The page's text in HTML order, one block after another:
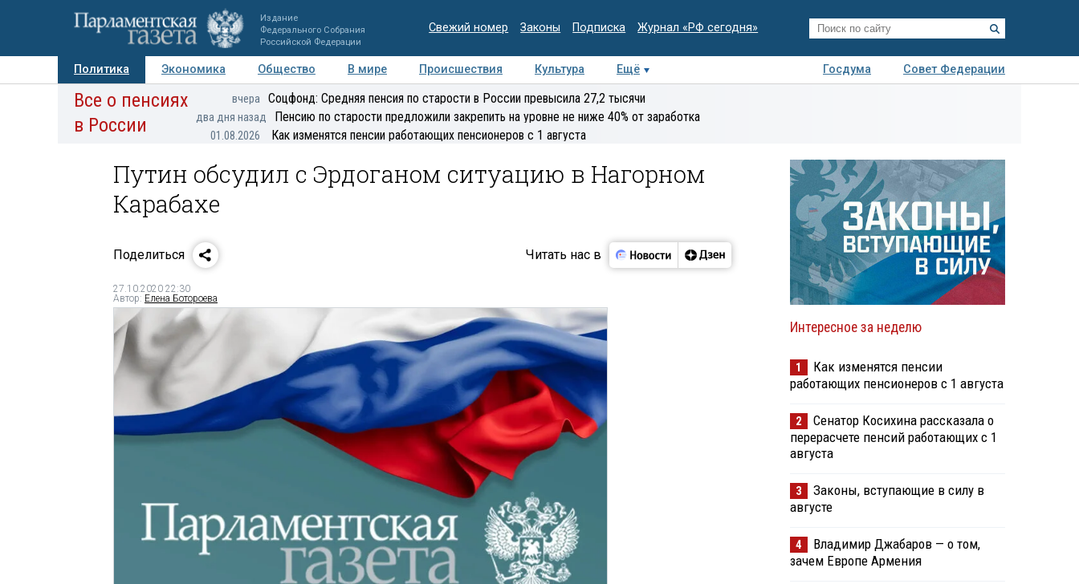
Издание
Федерального Собрания
Российской Федерации
Свежий номер Законы Подписка Журнал «РФ сегодня»
Политика Экономика Общество В мире Происшествия Культура Ещё Госдума
Совет Федерации
Авторы Персоны Мнения Регионы Медиацентр Интервью Колумнисты
экспертиза
Все о пенсиях
в России
вчера Соцфонд: Средняя пенсия по старости в России превысила 27,2 тысячи
два дня назад Пенсию по старости предложили закрепить на уровне не ниже 40% от заработка
01.08.2026 Как изменятся пенсии работающих пенсионеров с 1 августа
Путин обсудил с Эрдоганом ситуацию в Нагорном
Карабахе
Поделиться Читать нас в
27.10.2020 22:30
Автор: Елена Ботороева
Интересное за неделю
1
Как изменятся пенсии
работающих пенсионеров с 1 августа
2
Сенатор Косихина рассказала о
перерасчете пенсий работающих с 1
августа
3
Законы, вступающие в силу в
августе
4
Владимир Джабаров — о том,
зачем Европе Армения